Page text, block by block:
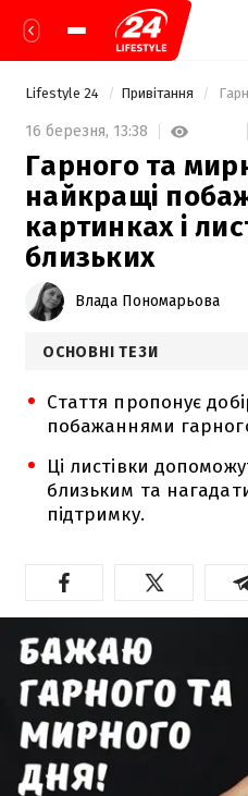
Lifestyle 24 Привітання
16 березня, 13:38
Гарного та
найкращі
картинках і
близьких
Влада Пономарьова
ОСНОВНІ ТЕЗИ
Стаття пропонує
побажаннями
Ці листівки
близьким та
підтримку.